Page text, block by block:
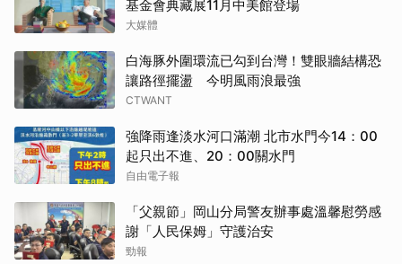
基金會典藏展11月中美館登場
大媒體
白海豚外圍環流已勾到台灣！雙眼牆結構恐
讓路徑擺盪 今明風雨浪最強
CTWANT
強降雨逢淡水河口滿潮 北市水門今14：00
起只出不進、20：00關水門
自由電子報
「父親節」岡山分局警友辦事處溫馨慰勞感
謝「人民保姆」守護治安
勁報